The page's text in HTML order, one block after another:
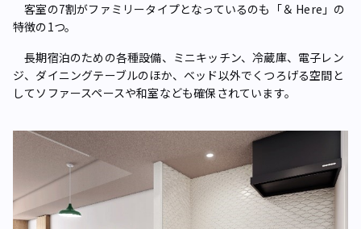
客室の7割がファミリータイプとなっているのも「＆ Here」の
特徴の1つ。
長期宿泊のための各種設備、ミニキッチン、冷蔵庫、電子レン
ジ、ダイニングテーブルのほか、ベッド以外でくつろげる空間と
してソファースペースや和室なども確保されています。